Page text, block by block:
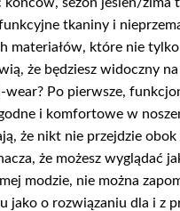
tkaniny i
materiałów, które nie
że będziesz widoczny
Po pierwsze,
i komfortowe w
że nikt nie przejdzie
że możesz
modzie, nie można
o rozwiązaniu dla i z